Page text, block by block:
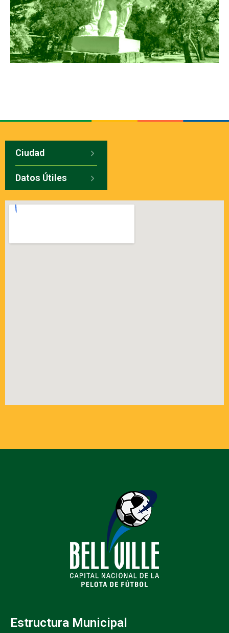
Ciudad
Datos Útiles
Estructura Municipal